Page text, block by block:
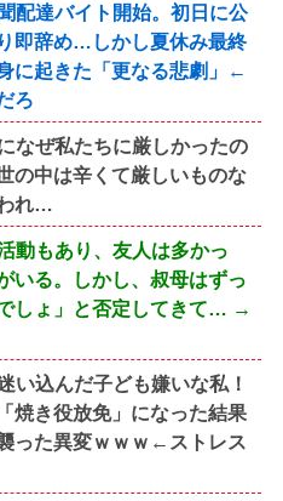
配達バイト開始。初日に公
即辞め…しかし夏休み最終
に起きた「更なる悲劇」←
ろ
なぜ私たちに厳しかったの
の中は辛くて厳しいものな
れ…
動もあり、友人は多かっ
いる。しかし、叔母はずっ
しょ」と否定してきて… →
い込んだ子ども嫌いな私！
焼き役放免」になった結果
った異変ｗｗｗ←ストレス